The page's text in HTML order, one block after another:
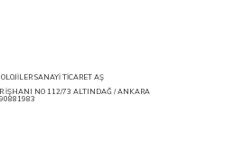
SANAYİ TİCARET AŞ
İŞHANI NO 112/73 ALTINDAĞ / ANKARA